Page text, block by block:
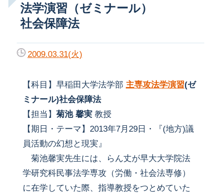
法学演習（ゼミナール）
社会保障法
2009.03.31(火)
【科目】早稲田大学法学部 主専攻法学演習(ゼ
ミナール)社会保障法
【担当】 菊池 馨実 教授
【期日・テーマ】2013年7月29日・『(地方)議
員活動の幻想と現実』
菊池馨実先生には、らん丈が早大大学院法
学研究科民事法学専攻（労働・社会法専修）
に在学していた際、指導教授をつとめていた